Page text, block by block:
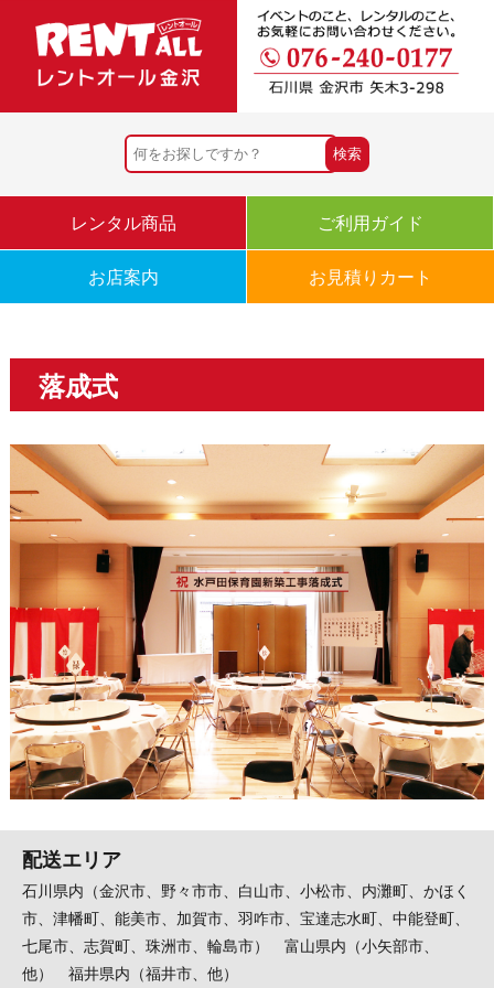
レンタル商品 ご利用ガイド
お店案内 お見積りカート
落成式
配送エリア
石川県内（金沢市、野々市市、白山市、小松市、内灘町、かほく
市、津幡町、能美市、加賀市、羽咋市、宝達志水町、中能登町、
七尾市、志賀町、珠洲市、輪島市） 富山県内（小矢部市、
他） 福井県内（福井市、他）